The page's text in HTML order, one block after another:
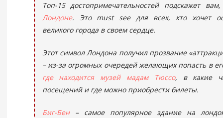
Топ-15 достопримечательностей подскажет
Лондоне. Это must see для всех, кто хочет
великого города в своем сердце.
Этот символ Лондона получил прозвание
– из-за огромных очередей желающих попасть в
где находится музей мадам Тюссо, в какие
посещений и где можно приобрести билеты.
Биг-Бен– самое популярное здание на